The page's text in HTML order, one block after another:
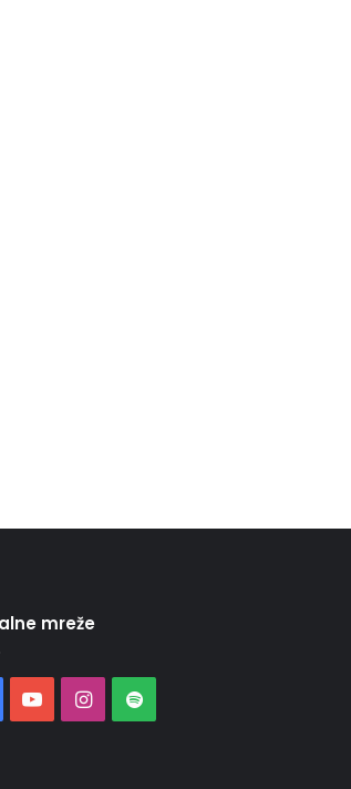
mreže
YouTubeInstagram
Spotify